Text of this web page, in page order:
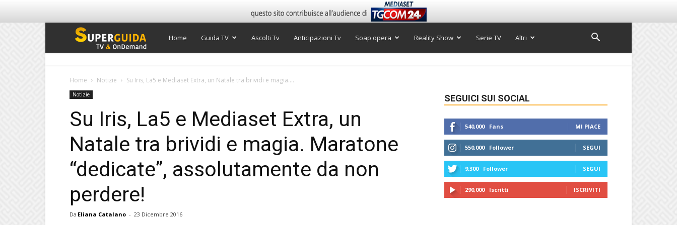
Super
Home Guida TV Ascolti Tv Anticipazioni Tv Soap opera Reality Show Serie TV Altri
Home Notizie Su Iris, La5 e Mediaset Extra, un Natale tra brividi e magia....
Notizie
Su Iris, La5 e Mediaset Extra, un
Natale tra brividi e magia. Maratone
“dedicate”, assolutamente da non
perdere!
Da Eliana Catalano - 23 Dicembre 2016
SEGUICI SUI SOCIAL
540,000 Fans MI PIACE
550,000 Follower SEGUI
9,300 Follower SEGUI
290,000 Iscritti ISCRIVITI